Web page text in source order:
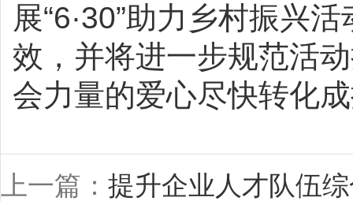
展“6·30”助力乡村振兴
效，并将进一步规范活
会力量的爱心尽快转化
上一篇： 提升企业人才队伍